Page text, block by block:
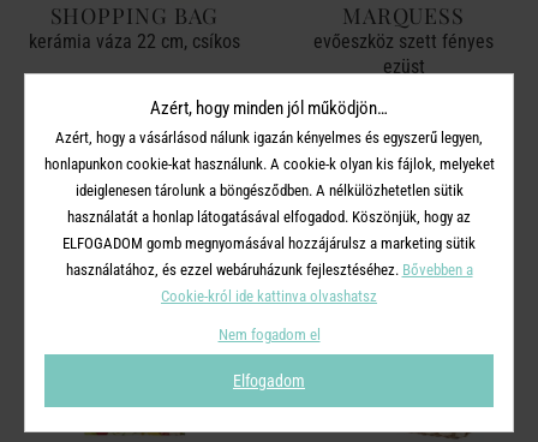
SHOPPING BAG
kerámia váza 22 cm, csíkos
6 990 Ft
MARQUESS
evőeszköz szett fényes
ezüst
5 990 Ft
-50%
Azért, hogy minden jól működjön…
Azért, hogy a vásárlásod nálunk igazán kényelmes és egyszerű legyen,
honlapunkon cookie-kat használunk. A cookie-k olyan kis fájlok, melyeket
ideiglenesen tárolunk a böngésződben. A nélkülözhetetlen sütik
használatát a honlap látogatásával elfogadod. Köszönjük, hogy az
ELFOGADOM gomb megnyomásával hozzájárulsz a marketing sütik
használatához, és ezzel webáruházunk fejlesztéséhez. Bővebben a
Cookie-król ide kattinva olvashatsz
Nem fogadom el
Elfogadom